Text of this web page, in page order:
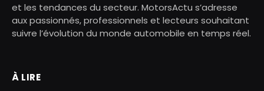
et les tendances du secteur. MotorsActu s’adresse
aux passionnés, professionnels et lecteurs souhaitant
suivre l’évolution du monde automobile en temps réel.
À LIRE